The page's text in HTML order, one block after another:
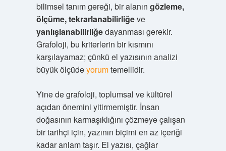
bilimsel tanım gereği, bir alanın gözleme,
ölçüme, tekrarlanabilirliğeve
yanlışlanabilirliğedayanması gerekir.
Grafoloji, bu kriterlerin bir kısmını
karşılayamaz; çünkü el yazısının analizi
büyük ölçüdeyorumtemellidir.
Yine de grafoloji, toplumsal ve kültürel
açıdan önemini yitirmemiştir. İnsan
doğasının karmaşıklığını çözmeye çalışan
bir tarihçi için, yazının biçimi en az içeriği
kadar anlam taşır. El yazısı, çağlar